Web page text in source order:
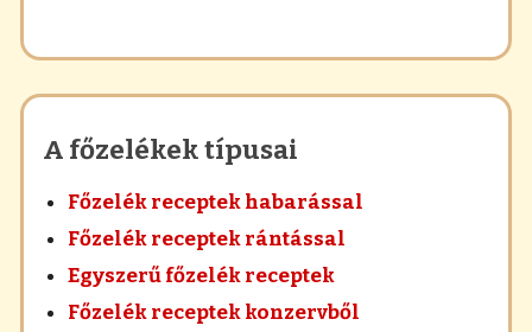
A főzelékek típusai
Főzelék receptek habarással
Főzelék receptek rántással
Egyszerű főzelék receptek
Főzelék receptek konzervből